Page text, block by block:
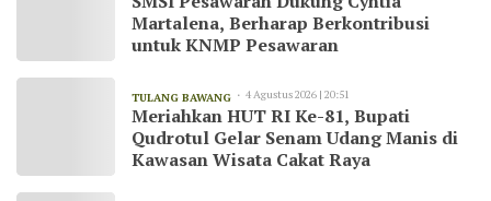
Martalena, Berharap Berkontribusi
untuk KNMP Pesawaran
TULANG BAWANG 4 Agustus 2026 | 20:51
Meriahkan HUT RI Ke-81, Bupati
Qudrotul Gelar Senam Udang Manis di
Kawasan Wisata Cakat Raya